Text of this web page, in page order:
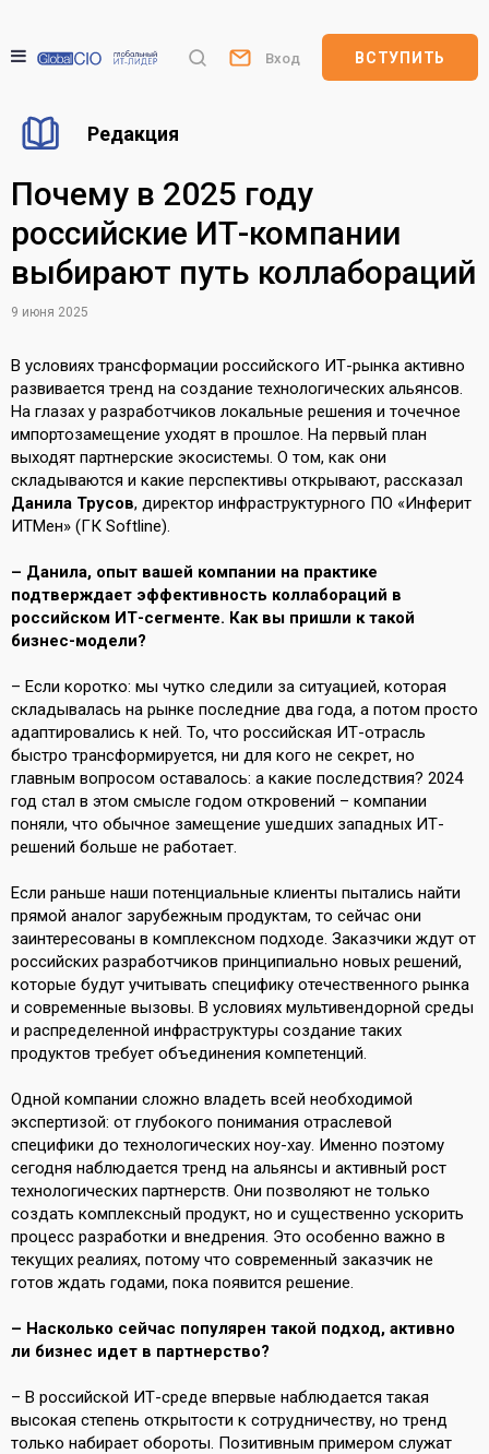
Вход ВСТУПИТЬ
Редакция
Почему в 2025 году
российские ИТ-компании
выбирают путь коллабораций
9 июня 2025
В условиях трансформации российского ИТ-рынка активно
развивается тренд на создание технологических альянсов.
На глазах у разработчиков локальные решения и точечное
импортозамещение уходят в прошлое. На первый план
выходят партнерские экосистемы. О том, как они
складываются и какие перспективы открывают, рассказал
Данила Трусов, директор инфраструктурного ПО «Инферит
ИТМен» (ГК Softline).
– Данила, опыт вашей компании на практике
подтверждает эффективность коллабораций в
российском ИТ-сегменте. Как вы пришли к такой
бизнес-модели?
– Если коротко: мы чутко следили за ситуацией, которая
складывалась на рынке последние два года, а потом просто
адаптировались к ней. То, что российская ИТ-отрасль
быстро трансформируется, ни для кого не секрет, но
главным вопросом оставалось: а какие последствия? 2024
год стал в этом смысле годом откровений – компании
поняли, что обычное замещение ушедших западных ИТ-
решений больше не работает.
Если раньше наши потенциальные клиенты пытались найти
прямой аналог зарубежным продуктам, то сейчас они
заинтересованы в комплексном подходе. Заказчики ждут от
российских разработчиков принципиально новых решений,
которые будут учитывать специфику отечественного рынка
и современные вызовы. В условиях мультивендорной среды
и распределенной инфраструктуры создание таких
продуктов требует объединения компетенций.
Одной компании сложно владеть всей необходимой
экспертизой: от глубокого понимания отраслевой
специфики до технологических ноу-хау. Именно поэтому
сегодня наблюдается тренд на альянсы и активный рост
технологических партнерств. Они позволяют не только
создать комплексный продукт, но и существенно ускорить
процесс разработки и внедрения. Это особенно важно в
текущих реалиях, потому что современный заказчик не
готов ждать годами, пока появится решение.
– Насколько сейчас популярен такой подход, активно
ли бизнес идет в партнерство?
– В российской ИТ-среде впервые наблюдается такая
высокая степень открытости к сотрудничеству, но тренд
только набирает обороты. Позитивным примером служат